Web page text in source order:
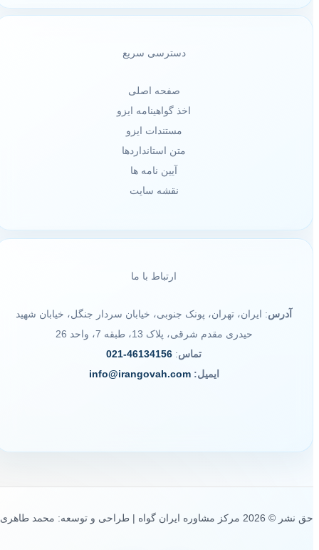
دسترسی سریع
صفحه اصلی
اخذ گواهینامه ایزو
مستندات ایزو
متن استانداردها
آیین نامه ها
نقشه سایت
ارتباط با ما
آدرس: ایران، تهران، پونک جنوبی، خیابان سردار جنگل، خیابان شهید
حیدری مقدم شرقی، پلاک 13، طبقه 7، واحد 26
تماس:
46134156-021
ایمیل: info@irangovah.com
حق نشر © 2026 مرکز مشاوره ایران گواه | طراحی و توسعه: محمد طاهری